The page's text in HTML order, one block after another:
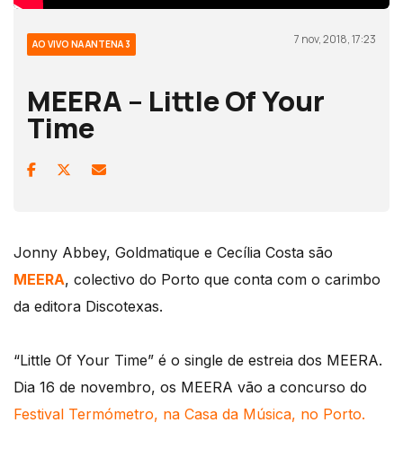
AO VIVO NA ANTENA 3 7 nov, 2018, 17:23
MEERA – Little Of Your
Time
Jonny Abbey, Goldmatique e Cecília Costa são
MEERA, colectivo do Porto que conta com o carimbo
da editora Discotexas.
“Little Of Your Time” é o single de estreia dos MEERA.
Dia 16 de novembro, os MEERA vão a concurso do
Festival Termómetro, na Casa da Música, no Porto.